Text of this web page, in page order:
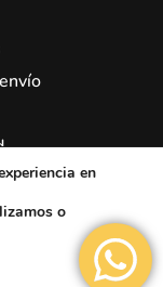
en
o